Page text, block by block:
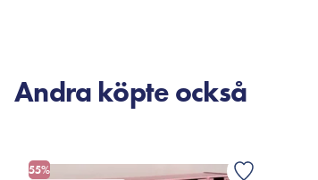
Andra köpte också
55%